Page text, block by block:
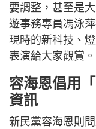
要調整，甚至是
遊事務專員馮泳
現時的新科技、
表演給大家觀賞。
容海恩倡用
資訊
新民黨容海恩則